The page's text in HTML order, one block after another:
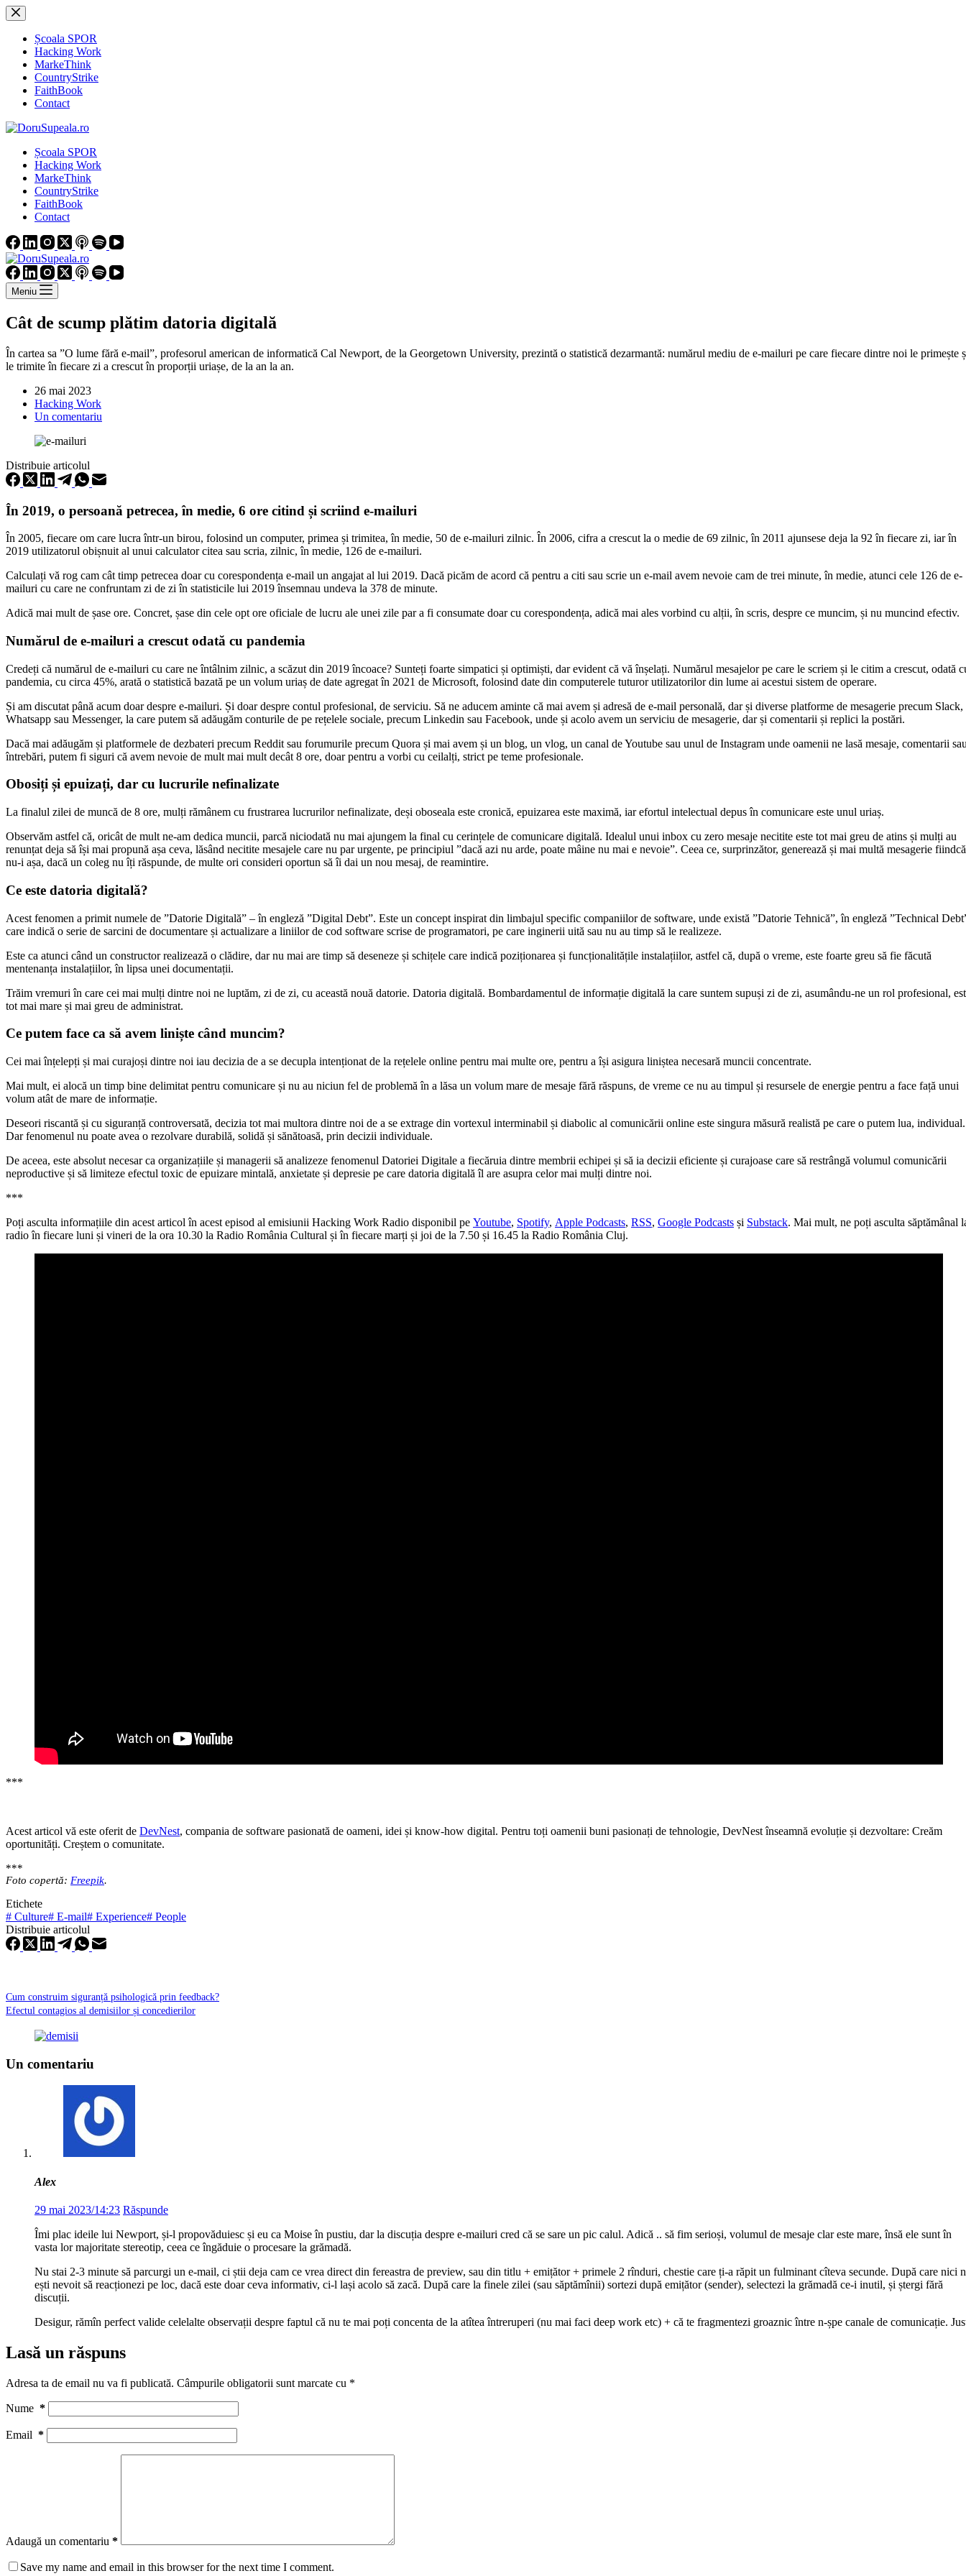
Sari
la
conținutȘcoala SPOR
Hacking Work
MarkeThink
CountryStrike
FaithBook
Contact
Școala SPOR
Hacking Work
MarkeThink
CountryStrike
FaithBook
Contact
Meniu
Cât de scump plătim datoria digitală
În cartea sa ”O lume fără e-mail”, profesorul american de informatică Cal Newport, de la Georgetown University, prezintă o statistică dezarmantă: numărul mediu de e-mailuri pe care fiecare dintre noi le primește
le trimite în fiecare zi a crescut în proporții uriașe, de la an la an.
26 mai 2023
Hacking Work
Un comentariu
Distribuie articolul
În 2019, o persoană petrecea, în medie, 6 ore citind și scriind e-mailuri
În 2005, fiecare om care lucra într-un birou, folosind un computer, primea și trimitea, în medie, 50 de e-mailuri zilnic. În 2006, cifra a crescut la o medie de 69 zilnic, în 2011 ajunsese deja la 92 în fiecare zi, iar în
2019 utilizatorul obișnuit al unui calculator citea sau scria, zilnic, în medie, 126 de e-mailuri.
Calculați vă rog cam cât timp petrecea doar cu corespondența e-mail un angajat al lui 2019. Dacă picăm de acord că pentru a citi sau scrie un e-mail avem nevoie cam de trei minute, în medie, atunci cele 126 de e-
mailuri cu care ne confruntam zi de zi în statisticile lui 2019 însemnau undeva la 378 de minute.
Adică mai mult de șase ore. Concret, șase din cele opt ore oficiale de lucru ale unei zile par a fi consumate doar cu corespondența, adică mai ales vorbind cu alții, în scris, despre ce muncim, și nu muncind efectiv.
Numărul de e-mailuri a crescut odată cu pandemia
Credeți că numărul de e-mailuri cu care ne întâlnim zilnic, a scăzut din 2019 încoace? Sunteți foarte simpatici și optimiști, dar evident că vă înșelați. Numărul mesajelor pe care le scriem și le citim a crescut, odată
pandemia, cu circa 45%, arată o statistică bazată pe un volum uriaș de date agregat în 2021 de Microsoft, folosind date din computerele tuturor utilizatorilor din lume ai acestui sistem de operare.
Și am discutat până acum doar despre e-mailuri. Și doar despre contul profesional, de serviciu. Să ne aducem aminte că mai avem și adresă de e-mail personală, dar și diverse platforme de mesagerie precum Slack,
Whatsapp sau Messenger, la care putem să adăugăm conturile de pe rețelele sociale, precum Linkedin sau Facebook, unde și acolo avem un serviciu de mesagerie, dar și comentarii și replici la postări.
Dacă mai adăugăm și platformele de dezbateri precum Reddit sau forumurile precum Quora și mai avem și un blog, un vlog, un canal de Youtube sau unul de Instagram unde oamenii ne lasă mesaje, comentarii
întrebări, putem fi siguri că avem nevoie de mult mai mult decât 8 ore, doar pentru a vorbi cu ceilalți, strict pe teme profesionale.
Obosiți și epuizați, dar cu lucrurile nefinalizate
La finalul zilei de muncă de 8 ore, mulți rămânem cu frustrarea lucrurilor nefinalizate, deși oboseala este cronică, epuizarea este maximă, iar efortul intelectual depus în comunicare este unul uriaș.
Observăm astfel că, oricât de mult ne-am dedica muncii, parcă niciodată nu mai ajungem la final cu cerințele de comunicare digitală. Idealul unui inbox cu zero mesaje necitite este tot mai greu de atins și mulți au
renunțat deja să își mai propună așa ceva, lăsând necitite mesajele care nu par urgente, pe principiul ”dacă azi nu arde, poate mâine nu mai e nevoie”. Ceea ce, surprinzător, generează și mai multă mesagerie
nu-i așa, dacă un coleg nu îți răspunde, de multe ori consideri oportun să îi dai un nou mesaj, de reamintire.
Ce este datoria digitală?
Acest fenomen a primit numele de ”Datorie Digitală” – în engleză ”Digital Debt”. Este un concept inspirat din limbajul specific companiilor de software, unde există ”Datorie Tehnică”, în engleză ”Technical
care indică o serie de sarcini de documentare și actualizare a liniilor de cod software scrise de programatori, pe care inginerii uită sau nu au timp să le realizeze.
Este ca atunci când un constructor realizează o clădire, dar nu mai are timp să deseneze și schițele care indică poziționarea și funcționalitățile instalațiilor, astfel că, după o vreme, este foarte greu să fie făcută
mentenanța instalațiilor, în lipsa unei documentații.
Trăim vremuri în care cei mai mulți dintre noi ne luptăm, zi de zi, cu această nouă datorie. Datoria digitală. Bombardamentul de informație digitală la care suntem supuși zi de zi, asumându-ne un rol profesional,
tot mai mare și mai greu de administrat.
Ce putem face ca să avem liniște când muncim?
Cei mai înțelepți și mai curajoși dintre noi iau decizia de a se decupla intenționat de la rețelele online pentru mai multe ore, pentru a își asigura liniștea necesară muncii concentrate.
Mai mult, ei alocă un timp bine delimitat pentru comunicare și nu au niciun fel de problemă în a lăsa un volum mare de mesaje fără răspuns, de vreme ce nu au timpul și resursele de energie pentru a face față unui
volum atât de mare de informație.
Deseori riscantă și cu siguranță controversată, decizia tot mai multora dintre noi de a se extrage din vortexul interminabil și diabolic al comunicării online este singura măsură realistă pe care o putem lua, individual.
Dar fenomenul nu poate avea o rezolvare durabilă, solidă și sănătoasă, prin decizii individuale.
De aceea, este absolut necesar ca organizațiile și managerii să analizeze fenomenul Datoriei Digitale a fiecăruia dintre membrii echipei și să ia decizii eficiente și curajoase care să restrângă volumul comunicării
neproductive și să limiteze efectul toxic de epuizare mintală, anxietate și depresie pe care datoria digitală îl are asupra celor mai mulți dintre noi.
***
Poți asculta informațiile din acest articol în acest episod al emisiunii Hacking Work Radio disponibil pe Youtube, Spotify, Apple Podcasts, RSS, Google Podcasts și Substack. Mai mult, ne poți asculta săptămânal
radio în fiecare luni și vineri de la ora 10.30 la Radio România Cultural și în fiecare marți și joi de la 7.50 și 16.45 la Radio România Cluj.
***
Acest articol vă este oferit de DevNest, compania de software pasionată de oameni, idei și know-how digital. Pentru toți oamenii buni pasionați de tehnologie, DevNest înseamnă evoluție și dezvoltare: Creăm
oportunități. Creștem o comunitate.
***
Foto copertă: Freepik.
Etichete
# Culture# E-mail# Experience# People
Distribuie articolul
Cum construim siguranță psihologică prin feedback?
Efectul contagios al demisiilor și concedierilor
Un comentariu
Alex
29 mai 2023/14:23 Răspunde
Îmi plac ideile lui Newport, și-l propovăduiesc și eu ca Moise în pustiu, dar la discuția despre e-mailuri cred că se sare un pic calul. Adică .. să fim serioși, volumul de mesaje clar este mare, însă ele sunt în
vasta lor majoritate stereotip, ceea ce îngăduie o procesare la grămadă.
Nu stai 2-3 minute să parcurgi un e-mail, ci știi deja cam ce vrea direct din fereastra de preview, sau din titlu + emițător + primele 2 rînduri, chestie care ți-a răpit un fulminant cîteva secunde. După care nici
ești nevoit să reacționezi pe loc, dacă este doar ceva informativ, ci-l lași acolo să zacă. După care la finele zilei (sau săptămînii) sortezi după emițător (sender), selectezi la grămadă ce-i inutil, și ștergi fără
discuții.
Desigur, rămîn perfect valide celelalte observații despre faptul că nu te mai poți concenta de la atîtea întreruperi (nu mai faci deep work etc) + că te fragmentezi groaznic între n-șpe canale de comunicație.
Lasă un răspuns
Adresa ta de email nu va fi publicată. Câmpurile obligatorii sunt marcate cu *
Nume *
Email *
Adaugă un comentariu *
Save my name and email in this browser for the next time I comment.